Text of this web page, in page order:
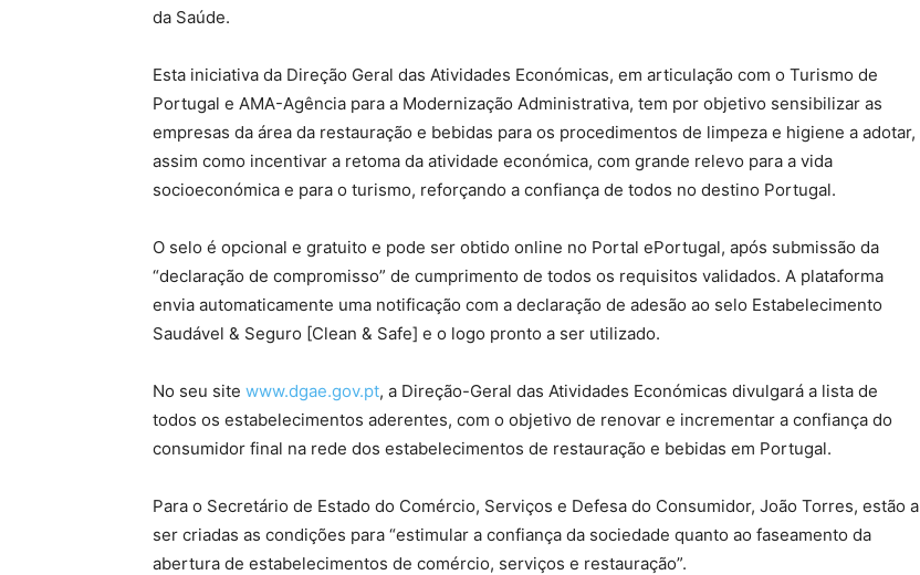
da Saúde.
Esta iniciativa da Direção Geral das Atividades Económicas, em articulação com o Turismo de
Portugal e AMA-Agência para a Modernização Administrativa, tem por objetivo sensibilizar as
empresas da área da restauração e bebidas para os procedimentos de limpeza e higiene a adotar,
assim como incentivar a retoma da atividade económica, com grande relevo para a vida
socioeconómica e para o turismo, reforçando a confiança de todos no destino Portugal.
O selo é opcional e gratuito e pode ser obtido online no Portal ePortugal, após submissão da
“declaração de compromisso” de cumprimento de todos os requisitos validados. A plataforma
envia automaticamente uma notificação com a declaração de adesão ao selo Estabelecimento
Saudável & Seguro [Clean & Safe] e o logo pronto a ser utilizado.
No seu site www.dgae.gov.pt, a Direção-Geral das Atividades Económicas divulgará a lista de
todos os estabelecimentos aderentes, com o objetivo de renovar e incrementar a confiança do
consumidor final na rede dos estabelecimentos de restauração e bebidas em Portugal.
Para o Secretário de Estado do Comércio, Serviços e Defesa do Consumidor, João Torres, estão a
ser criadas as condições para “estimular a confiança da sociedade quanto ao faseamento da
abertura de estabelecimentos de comércio, serviços e restauração”.